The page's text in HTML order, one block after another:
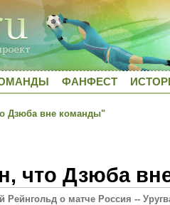
ФАНФЕСТ
Дзюба вне команды"
что Дзюба
Рейнгольд о матче Россия --